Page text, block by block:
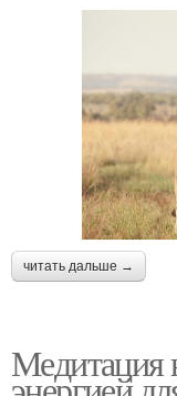
читать дальше →
Медитация